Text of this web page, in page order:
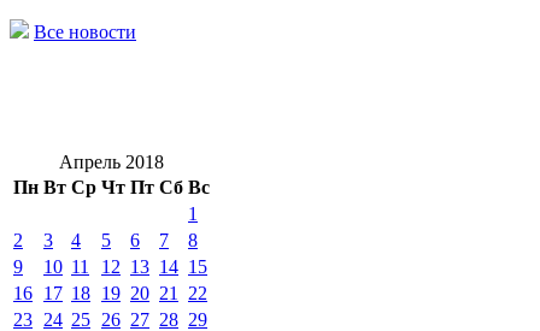
Все новости
Апрель 2018
Пн Вт Ср Чт Пт Сб Вс
1
2
3 4 5 6 7
8
9
10 11 12 13 14 15
16 17 18 19 20 21
22
23 24 25 26 27 28 29